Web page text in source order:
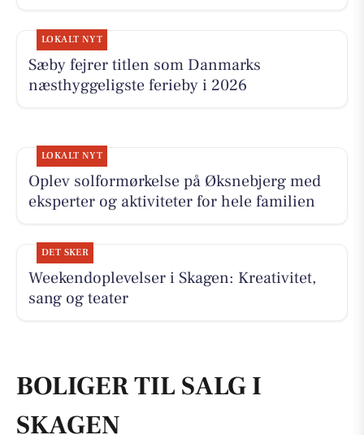
LOKALT NYT
Sæby fejrer titlen som Danmarks
næsthyggeligste ferieby i 2026
LOKALT NYT
Oplev solformørkelse på Øksnebjerg med
eksperter og aktiviteter for hele familien
DET SKER
Weekendoplevelser i Skagen: Kreativitet,
sang og teater
BOLIGER TIL SALG I
SKAGEN